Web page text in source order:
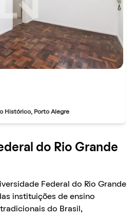
Histórico, Porto Alegre
do Rio Grande
Federal do Rio Grande
instituições de ensino
do Brasil,